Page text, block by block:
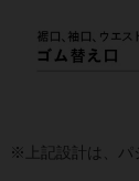
※上記設計は、パ